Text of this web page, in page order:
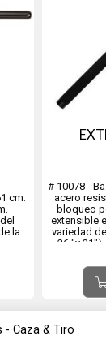
- Caza & Tiro
cm.
la
# 10078 -
acero
bloqueo
extensible
variedad
26 "y
nailon
nuestro